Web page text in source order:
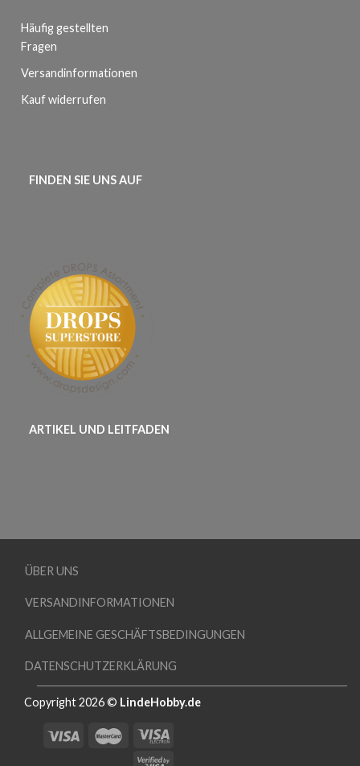
Häufig gestellten
Fragen
Versandinformationen
Kauf widerrufen
FINDEN SIE UNS AUF
ARTIKEL UND LEITFADEN
ÜBER UNS
VERSANDINFORMATIONEN
ALLGEMEINE GESCHÄFTSBEDINGUNGEN
DATENSCHUTZERKLÄRUNG
Copyright 2026 © LindeHobby.de